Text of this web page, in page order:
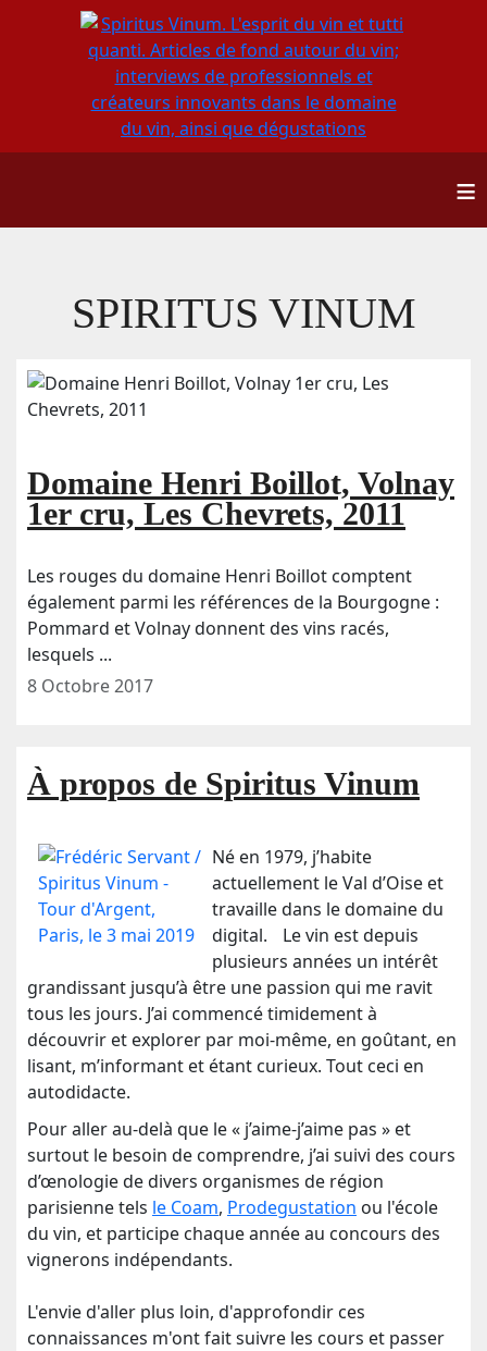
≡
SPIRITUS VINUM
Domaine Henri Boillot, Volnay
1er cru, Les Chevrets, 2011
Les rouges du domaine Henri Boillot comptent
également parmi les références de la Bourgogne :
Pommard et Volnay donnent des vins racés,
lesquels ...
8 Octobre 2017
À propos de Spiritus Vinum
Né en 1979, j’habite
actuellement le Val d’Oise et
travaille dans le domaine du
digital. Le vin est depuis
plusieurs années un intérêt
grandissant jusqu’à être une passion qui me ravit
tous les jours. J’ai commencé timidement à
découvrir et explorer par moi-même, en goûtant, en
lisant, m’informant et étant curieux. Tout ceci en
autodidacte.
Pour aller au-delà que le « j’aime-j’aime pas » et
surtout le besoin de comprendre, j’ai suivi des cours
d’œnologie de divers organismes de région
parisienne tels le Coam, Prodegustation ou l'école
du vin, et participe chaque année au concours des
vignerons indépendants.
L'envie d'aller plus loin, d'approfondir ces
connaissances m'ont fait suivre les cours et passer